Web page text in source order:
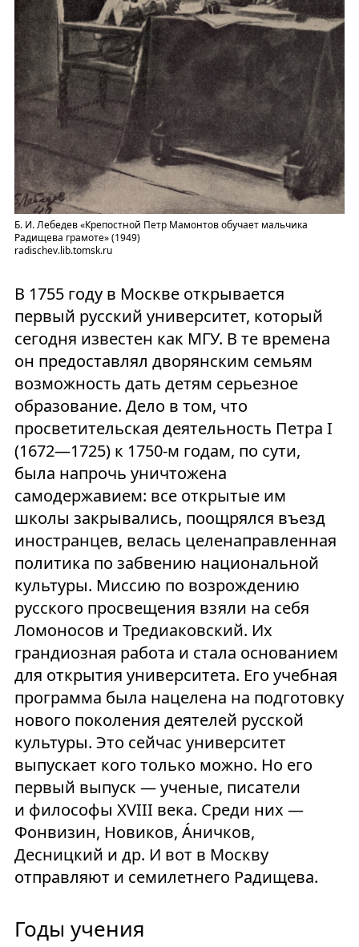
Б. И. Лебедев «Крепостной Петр Мамонтов обучает мальчика
Радищева грамоте» (1949)
radischev.lib.tomsk.ru
В 1755 году в Москве открывается
первый русский университет, который
сегодня известен как МГУ. В те времена
он предоставлял дворянским семьям
возможность дать детям серьезное
образование. Дело в том, что
просветительская деятельность Петра I
(1672—1725) к 1750-м годам, по сути,
была напрочь уничтожена
самодержавием: все открытые им
школы закрывались, поощрялся въезд
иностранцев, велась целенаправленная
политика по забвению национальной
культуры. Миссию по возрождению
русского просвещения взяли на себя
Ломоносов и Тредиаковский. Их
грандиозная работа и стала основанием
для открытия университета. Его учебная
программа была нацелена на подготовку
нового поколения деятелей русской
культуры. Это сейчас университет
выпускает кого только можно. Но его
первый выпуск — ученые, писатели
и философы XVIII века. Среди них —
Фонвизин, Новиков, А́ничков,
Десницкий и др. И вот в Москву
отправляют и семилетнего Радищева.
Годы учения